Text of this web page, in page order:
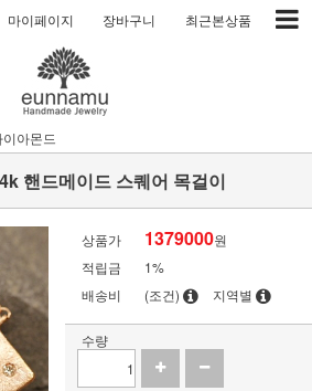
마이페이지 장바구니 최근본상품
이아몬드
핸드메이드 스퀘어 목걸이
상품가 1379000원
적립금
1%
배송비
(조건) 지역별
수량